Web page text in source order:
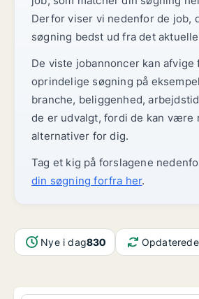
Derfor viser vi nedenfor de job,
søgning bedst ud fra det
De viste jobannoncer kan afvige
oprindelige søgning på
branche, beliggenhed,
de er udvalgt, fordi de kan være
alternativer for dig.
Tag et kig på forslagene
din søgning forfra her.
Nye i dag830